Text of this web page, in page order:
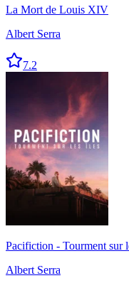
La Mort de Louis XIV
Albert Serra
7.2
Pacifiction - Tourment sur
Albert Serra